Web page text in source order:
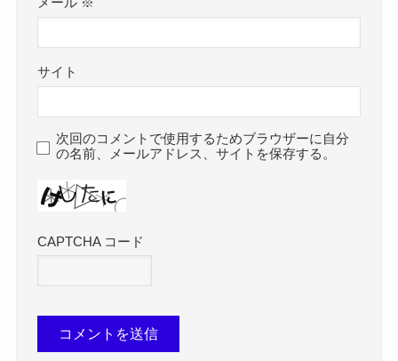
サイト
次回のコメントで使用するためブラウザーに自分
の名前、メールアドレス、サイトを保存する。
CAPTCHA コード